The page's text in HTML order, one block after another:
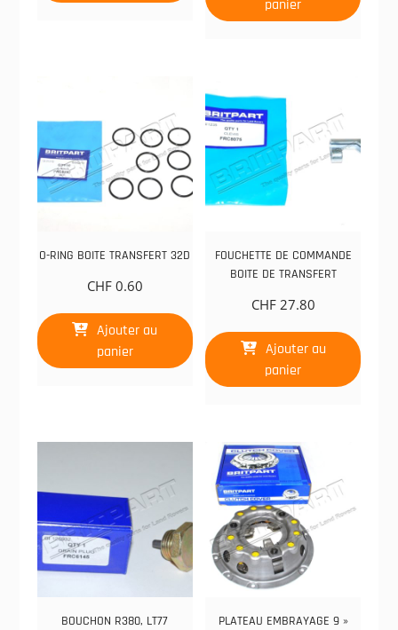
panier
O-RING BOITE TRANSFERT 32D
CHF0.60
Ajouter au
panier
FOUCHETTE DE COMMANDE
BOITE DE TRANSFERT
CHF27.80
Ajouter au
panier
BOUCHON R380, LT77
PLATEAU EMBRAYAGE 9 »